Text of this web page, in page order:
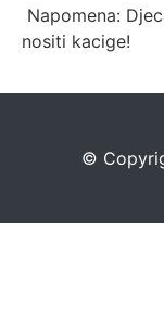
Napomena:
nositi kacige!
©️